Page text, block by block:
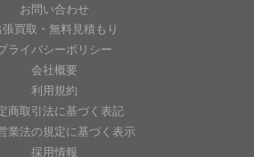
お問い合わせ
張買取・無料見積もり
ライバシーポリシー
会社概要
利用規約
商取引法に基づく表記
業法の規定に基づく表示
採用情報